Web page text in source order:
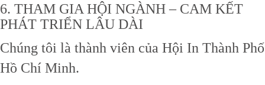
6. THAM GIA HỘI NGÀNH – CAM KẾT
PHÁT TRIỂN LÂU DÀI
Chúng tôi là thành viên của Hội In Thành Phố
Hồ Chí Minh.